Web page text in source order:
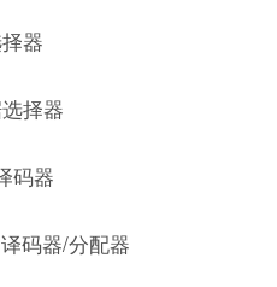
器
择器
码器
码器/分配器